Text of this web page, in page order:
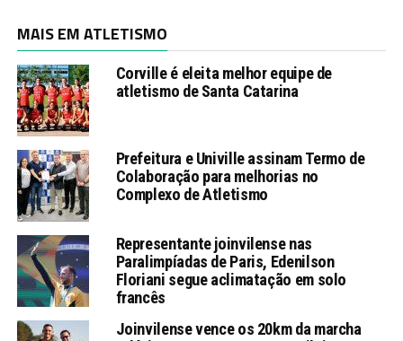
MAIS EM ATLETISMO
Corville é eleita melhor equipe de
atletismo de Santa Catarina
Prefeitura e Univille assinam Termo de
Colaboração para melhorias no
Complexo de Atletismo
Representante joinvilense nas
Paralimpíadas de Paris, Edenilson
Floriani segue aclimatação em solo
francês
Joinvilense vence os 20km da marcha